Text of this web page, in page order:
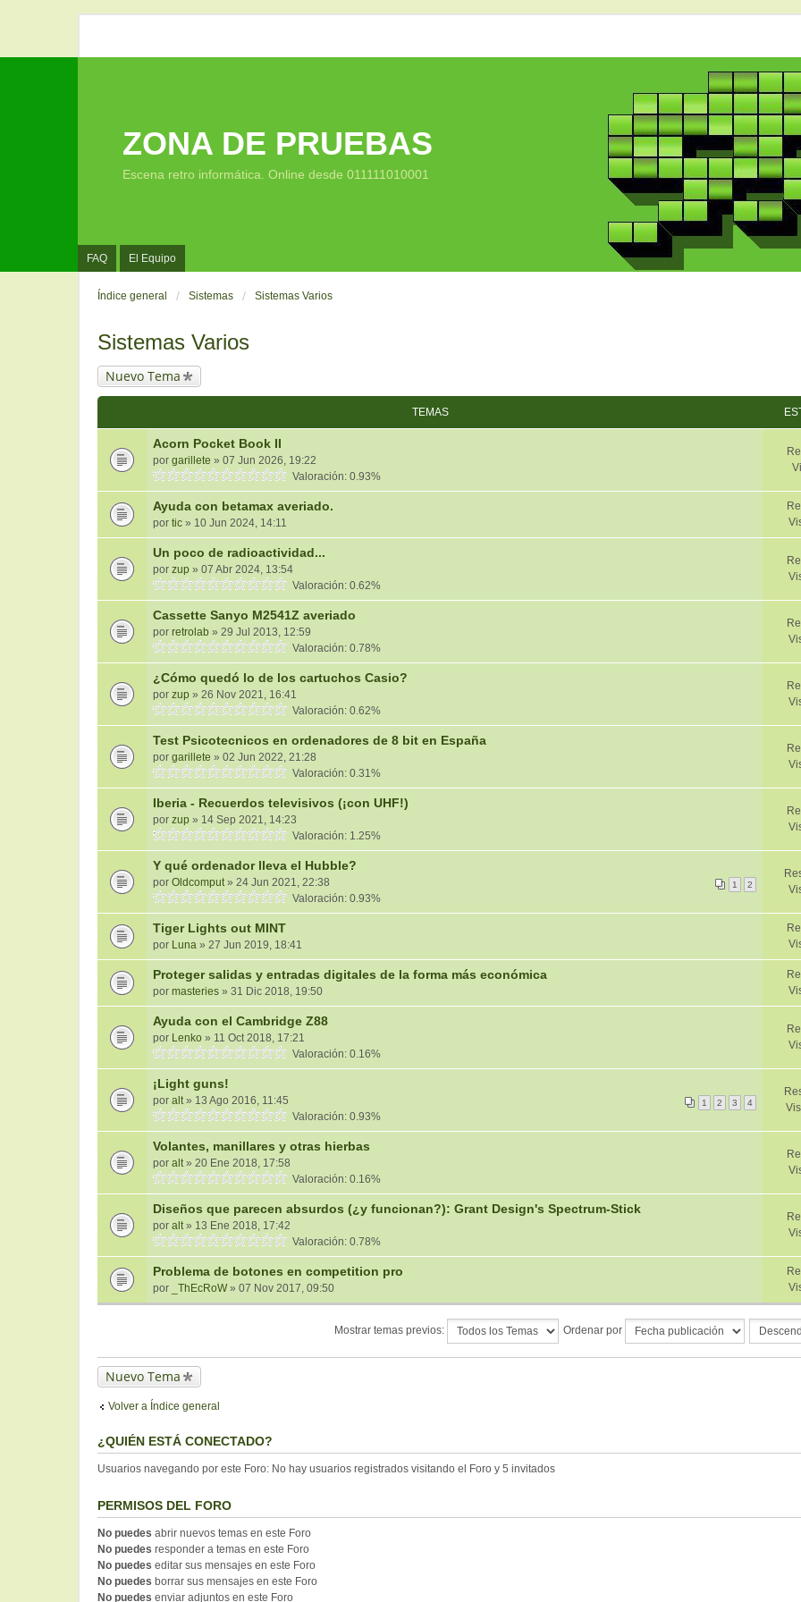
FAQ El Equipo
ZONA DE PRUEBAS
Escena retro informática. Online desde 011111010001
Índice general Sistemas Sistemas Varios
Sistemas Varios
Nuevo Tema
TEMAS
Acorn Pocket Book II
por garillete » 07 Jun 2026, 19:22
Valoración: 0.93%
Ayuda con betamax averiado.
por tic » 10 Jun 2024, 14:11
Un poco de radioactividad...
por zup » 07 Abr 2024, 13:54
Valoración: 0.62%
Cassette Sanyo M2541Z averiado
por retrolab » 29 Jul 2013, 12:59
Valoración: 0.78%
¿Cómo quedó lo de los cartuchos Casio?
por zup » 26 Nov 2021, 16:41
Valoración: 0.62%
Test Psicotecnicos en ordenadores de 8 bit en España
por garillete » 02 Jun 2022, 21:28
Valoración: 0.31%
Iberia - Recuerdos televisivos (¡con UHF!)
por zup » 14 Sep 2021, 14:23
Valoración: 1.25%
Y qué ordenador lleva el Hubble?
1 2
por Oldcomput» 24 Jun 2021, 22:38
Valoración: 0.93%
Tiger Lights out MINT
por Luna » 27 Jun 2019, 18:41
Proteger salidas y entradas digitales de la forma más económica
por masteries » 31 Dic 2018, 19:50
Ayuda con el Cambridge Z88
por Lenko » 11 Oct 2018, 17:21
Valoración: 0.16%
¡Light guns!
1 2 3 4
por alt» 13 Ago 2016, 11:45
Valoración: 0.93%
Volantes, manillares y otras hierbas
por alt» 20 Ene 2018, 17:58
Valoración: 0.16%
Diseños que parecen absurdos (¿y funcionan?): Grant Design's Spectrum-Stick
por alt» 13 Ene 2018, 17:42
Valoración: 0.78%
Problema de botones en competition pro
por _ThEcRoW» 07 Nov 2017, 09:50
Mostrar temas previos: Ordenar por
Nuevo Tema
Volver a Índice general
¿QUIÉN ESTÁ CONECTADO?
Usuarios navegando por este Foro: No hay usuarios registrados visitando el Foro y 5 invitados
PERMISOS DEL FORO
No puedes abrir nuevos temas en este Foro
No puedes responder a temas en este Foro
No puedes editar sus mensajes en este Foro
No puedes borrar sus mensajes en este Foro
No puedes enviar adjuntos en este Foro